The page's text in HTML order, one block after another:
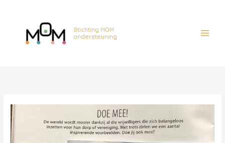
Stichting MOM
ondersteuning